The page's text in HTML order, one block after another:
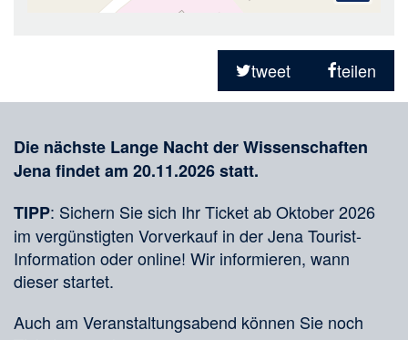
tweet
teilen
Die nächste Lange Nacht der Wissenschaften
Jena findet am 20.11.2026 statt.
TIPP: Sichern Sie sich Ihr Ticket ab Oktober 2026
im vergünstigten Vorverkauf in der Jena Tourist-
Information oder online! Wir informieren, wann
dieser startet.
Auch am Veranstaltungsabend können Sie noch